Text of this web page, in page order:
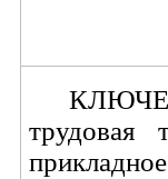
трудовая